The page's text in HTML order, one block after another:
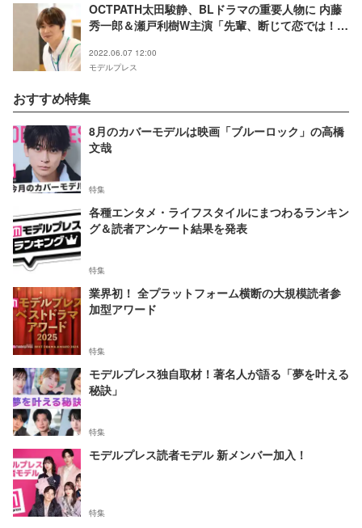
OCTPATH太田駿静、BLドラマの重要人物に 内藤
秀一郎＆瀬戸利樹W主演「先輩、断じて恋では！」
2022.06.07 12:00
モデルプレス
おすすめ特集
8月のカバーモデルは映画「ブルーロック」の高橋
文哉
特集
各種エンタメ・ライフスタイルにまつわるランキン
グ＆読者アンケート結果を発表
特集
業界初！ 全プラットフォーム横断の大規模読者参
加型アワード
特集
モデルプレス独自取材！著名人が語る「夢を叶える
秘訣」
特集
モデルプレス読者モデル 新メンバー加入！
特集